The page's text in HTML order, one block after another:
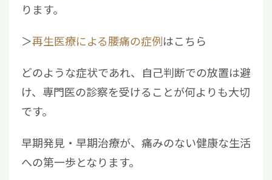
ります。
＞再生医療による腰痛の症例はこちら
どのような症状であれ、自己判断での放置は避
け、専門医の診察を受けることが何よりも大切
です。
早期発見・早期治療が、痛みのない健康な生活
への第一歩となります。